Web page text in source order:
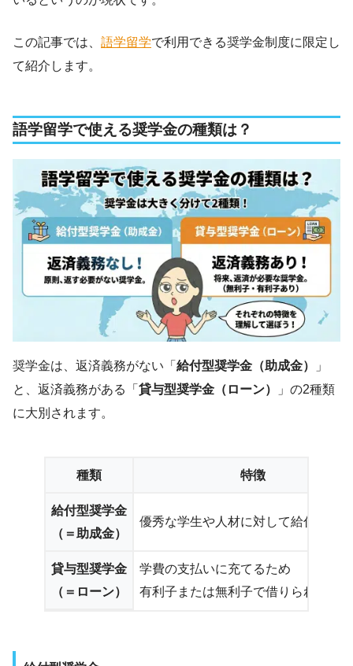
この記事では、 語学留学で利用できる奨学金制度に限定し
て紹介します。
語学留学で使える奨学金の種類は？
奨学金は、返済義務がない「 給付型奨学金（助成金）
」
と、返済義務がある「 貸与型奨学金（ローン）
」の2種類
に大別されます。
種類 特徴
給付型奨学金
（＝助成金）
優秀な学生や人材に対して給付
貸与型奨学金
（＝ローン）
学費の支払いに充てるため
有利子または無利子で借りられる奨